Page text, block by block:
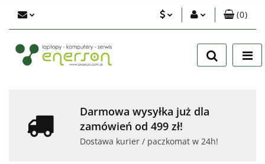
Zaloguj się
Zarejestruj się
(0)
Darmowa wysyłka już dla
zamówień od 499 zł!
Dostawa kurier / paczkomat w 24h!